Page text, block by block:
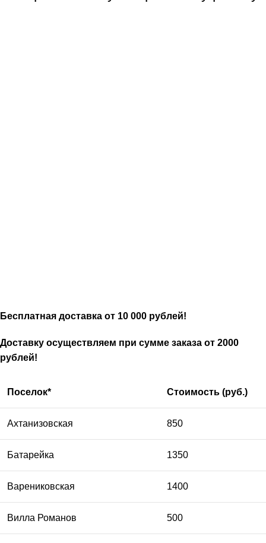
Бесплатная доставка от 10 000 рублей!
Доставку осуществляем при сумме заказа от 2000
рублей!
Поселок* Стоимость (руб.)
Ахтанизовская 850
Батарейка 1350
Варениковская 1400
Вилла Романов 500